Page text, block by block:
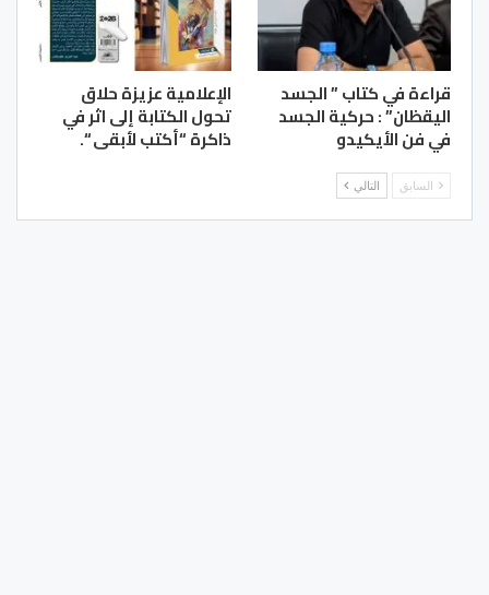
قراءة في كتاب ” الجسد
اليقظان” : حركية الجسد
في فن الأيكيدو
الإعلامية عزيزة حلاق
تحول الكتابة إلى اثر في
ذاكرة “أكتب لأبقى “.
السابق التالي